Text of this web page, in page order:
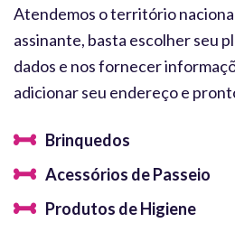
Atendemos o território
assinante, basta escolher seu
dados e nos fornecer
adicionar seu endereço e
Brinquedos
Acessórios de Passeio
Produtos de Higiene